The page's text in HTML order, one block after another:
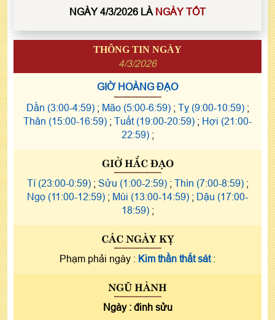
NGÀY 4/3/2026 LÀ NGÀY TỐT
THÔNG TIN NGÀY
4/3/2026
GIỜ HOÀNG ĐẠO
Dần (3:00-4:59); Mão (5:00-6:59); Tỵ (9:00-10:59);
Thân (15:00-16:59) ; Tuất (19:00-20:59) ; Hợi (21:00-
22:59);
GIỜ HẮC ĐẠO
Tí (23:00-0:59); Sửu (1:00-2:59); Thìn (7:00-8:59);
Ngọ (11:00-12:59) ; Mùi (13:00-14:59) ; Dậu (17:00-
18:59);
CÁC NGÀY KỴ
Phạm phải ngày : Kim thần thất sát:
NGŨ HÀNH
Ngày : đinh sửu